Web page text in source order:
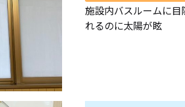
施設内バスルームに
れるのに太陽が眩